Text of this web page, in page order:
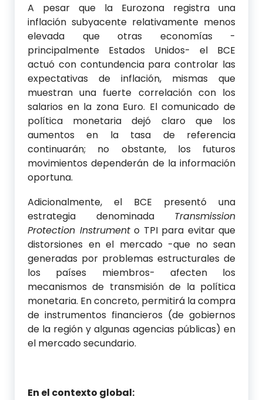
A pesar que la Eurozona registra una
inflación subyacente relativamente menos
elevada que otras economías -
principalmente Estados Unidos- el BCE
actuó con contundencia para controlar las
expectativas de inflación, mismas que
muestran una fuerte correlación con los
salarios en la zona Euro. El comunicado de
política monetaria dejó claro que los
aumentos en la tasa de referencia
continuarán; no obstante, los futuros
movimientos dependerán de la información
oportuna.
Adicionalmente, el BCE presentó una
estrategia denominada Transmission
Protection Instrumento TPI para evitar que
distorsiones en el mercado -que no sean
generadas por problemas estructurales de
los países miembros- afecten los
mecanismos de transmisión de la política
monetaria. En concreto, permitirá la compra
de instrumentos financieros (de gobiernos
de la región y algunas agencias públicas) en
el mercado secundario.
En el contexto global: